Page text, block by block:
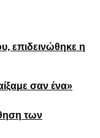
επιδεινώθηκε η
σαν ένα»
των